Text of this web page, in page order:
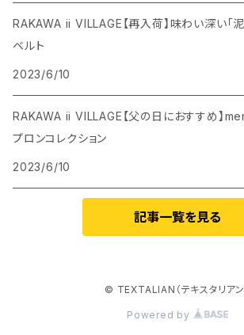
RAKAWA ii VILLAGE【再入荷】味わい深い「泥
ベルト
2023/6/10
RAKAWA ii VILLAGE【父の日におすすめ】
プロンコレクション
2023/6/10
記事一覧を見る
© TEXTALIAN（テキスタリアン
Powered by